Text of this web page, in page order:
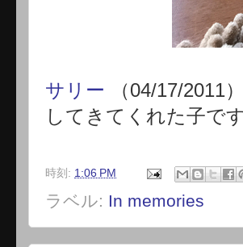
サリー
（04/17/2011
してきてくれた子です
時刻: 1:06 PM
ラベル: In memories